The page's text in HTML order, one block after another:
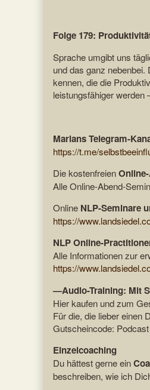
Folge 179:
Sprache umgibt uns
und das ganz
kennen, die die
leistungsfähiger werden
Marians Telegram-
https://t.me/
Die kostenfreien
Alle Online-Abend-
Online NLP-Seminare
https://
NLP Online-
Alle Informationen zur
https://
—Audio-Training: Mit
Hier kaufen und zum
Für die, die lieber einen
Gutscheincode: Podcast
Einzelcoaching
Du hättest gerne ein
beschreiben, wie ich